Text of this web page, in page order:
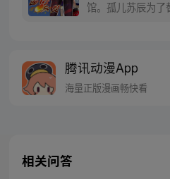
馆。孤儿苏辰为了
忌，把他引入到了
苏辰不但要活下去
腾讯动漫App
海量正版漫画畅快看
相关问答